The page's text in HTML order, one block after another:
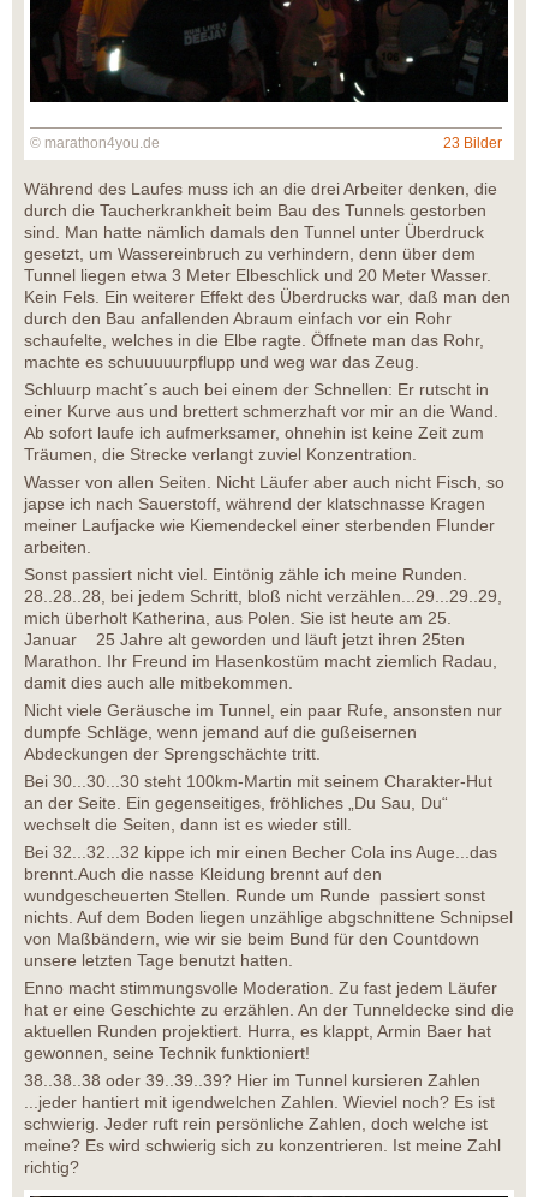
© marathon4you.de 23 Bilder
Während des Laufes muss ich an die drei Arbeiter denken, die
durch die Taucherkrankheit beim Bau des Tunnels gestorben
sind. Man hatte nämlich damals den Tunnel unter Überdruck
gesetzt, um Wassereinbruch zu verhindern, denn über dem
Tunnel liegen etwa 3 Meter Elbeschlick und 20 Meter Wasser.
Kein Fels. Ein weiterer Effekt des Überdrucks war, daß man den
durch den Bau anfallenden Abraum einfach vor ein Rohr
schaufelte, welches in die Elbe ragte. Öffnete man das Rohr,
machte es schuuuuurpflupp und weg war das Zeug.
Schluurp macht´s auch bei einem der Schnellen: Er rutscht in
einer Kurve aus und brettert schmerzhaft vor mir an die Wand.
Ab sofort laufe ich aufmerksamer, ohnehin ist keine Zeit zum
Träumen, die Strecke verlangt zuviel Konzentration.
Wasser von allen Seiten. Nicht Läufer aber auch nicht Fisch, so
japse ich nach Sauerstoff, während der klatschnasse Kragen
meiner Laufjacke wie Kiemendeckel einer sterbenden Flunder
arbeiten.
Sonst passiert nicht viel. Eintönig zähle ich meine Runden.
28..28..28, bei jedem Schritt, bloß nicht verzählen...29...29..29,
mich überholt Katherina, aus Polen. Sie ist heute am 25.
Januar 25 Jahre alt geworden und läuft jetzt ihren 25ten
Marathon. Ihr Freund im Hasenkostüm macht ziemlich Radau,
damit dies auch alle mitbekommen.
Nicht viele Geräusche im Tunnel, ein paar Rufe, ansonsten nur
dumpfe Schläge, wenn jemand auf die gußeisernen
Abdeckungen der Sprengschächte tritt.
Bei 30...30...30 steht 100km-Martin mit seinem Charakter-Hut
an der Seite. Ein gegenseitiges, fröhliches „Du Sau, Du“
wechselt die Seiten, dann ist es wieder still.
Bei 32...32...32 kippe ich mir einen Becher Cola ins Auge...das
brennt.Auch die nasse Kleidung brennt auf den
wundgescheuerten Stellen. Runde um Runde passiert sonst
nichts. Auf dem Boden liegen unzählige abgschnittene Schnipsel
von Maßbändern, wie wir sie beim Bund für den Countdown
unsere letzten Tage benutzt hatten.
Enno macht stimmungsvolle Moderation. Zu fast jedem Läufer
hat er eine Geschichte zu erzählen. An der Tunneldecke sind die
aktuellen Runden projektiert. Hurra, es klappt, Armin Baer hat
gewonnen, seine Technik funktioniert!
38..38..38 oder 39..39..39? Hier im Tunnel kursieren Zahlen
...jeder hantiert mit igendwelchen Zahlen. Wieviel noch? Es ist
schwierig. Jeder ruft rein persönliche Zahlen, doch welche ist
meine? Es wird schwierig sich zu konzentrieren. Ist meine Zahl
richtig?